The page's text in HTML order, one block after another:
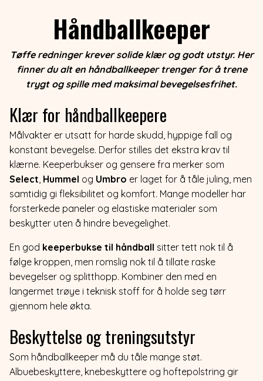
Håndballkeeper
Tøffe redninger krever solide klær og godt utstyr. Her
finner du alt en håndballkeeper trenger for å trene
trygt og spille med maksimal bevegelsesfrihet.
Klær for håndballkeepere
Målvakter er utsatt for harde skudd, hyppige fall og
konstant bevegelse. Derfor stilles det ekstra krav til
klærne. Keeperbukser og gensere fra merker som
Select, Hummel og Umbro er laget for å tåle juling, men
samtidig gi fleksibilitet og komfort. Mange modeller har
forsterkede paneler og elastiske materialer som
beskytter uten å hindre bevegelighet.
En god keeperbukse til håndball sitter tett nok til å
følge kroppen, men romslig nok til å tillate raske
bevegelser og splitthopp. Kombiner den med en
langermet trøye i teknisk stoff for å holde seg tørr
gjennom hele økta.
Beskyttelse og treningsutstyr
Som håndballkeeper må du tåle mange støt.
Albuebeskyttere, knebeskyttere og hoftepolstring gir